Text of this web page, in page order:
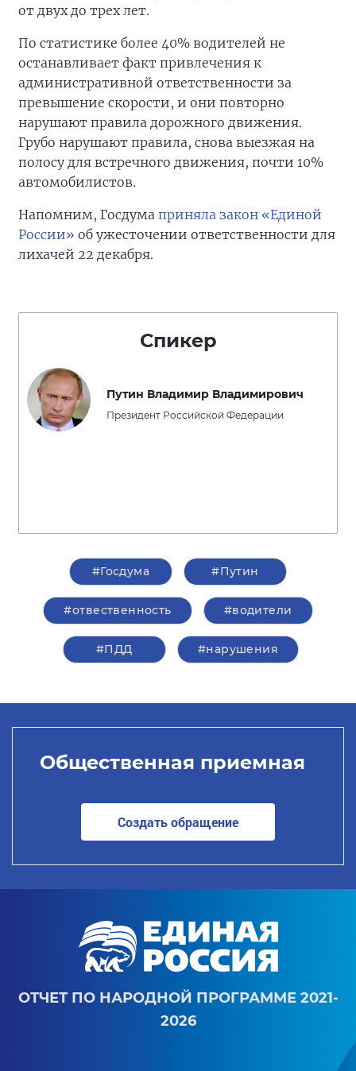
от двух до трех лет.
По статистике более 40% водителей не
останавливает факт привлечения к
административной ответственности за
превышение скорости, и они повторно
нарушают правила дорожного движения.
Грубо нарушают правила, снова выезжая на
полосу для встречного движения, почти 10%
автомобилистов.
Напомним, Госдума приняла закон «Единой
России» об ужесточении ответственности для
лихачей 22 декабря.
Спикер
Путин Владимир Владимирович
Президент Российской Федерации
#Госдума #Путин
#отвественность #водители
#ПДД #нарушения
Общественная приемная
Создать обращение
ОТЧЕТ ПО НАРОДНОЙ ПРОГРАММЕ 2021-
2026